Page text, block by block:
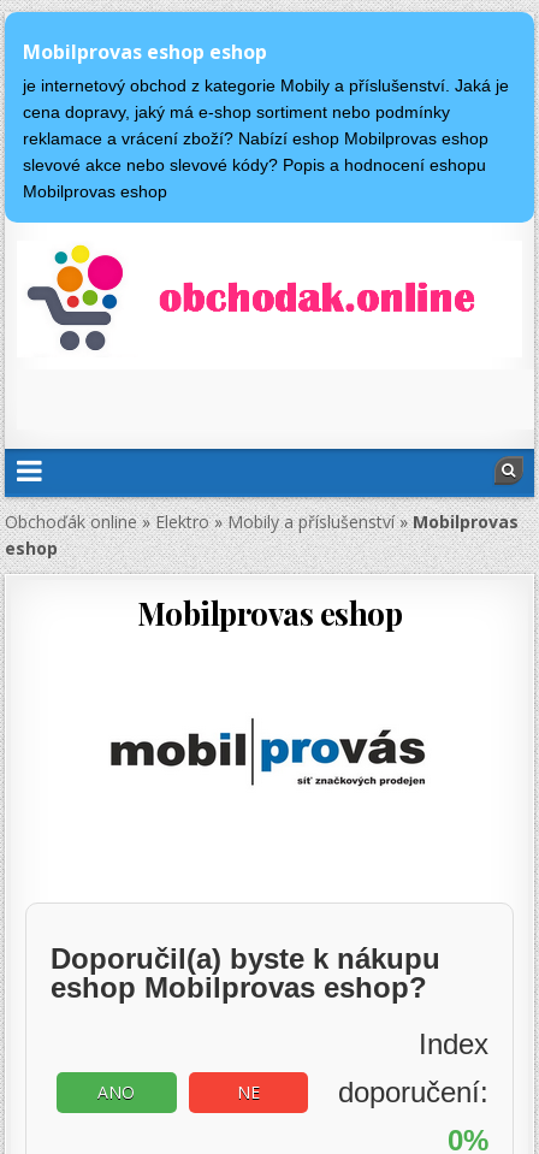
Mobilprovas eshop eshop
je internetový obchod z kategorie Mobily a příslušenství. Jaká je
cena dopravy, jaký má e-shop sortiment nebo podmínky
reklamace a vrácení zboží? Nabízí eshop Mobilprovas eshop
slevové akce nebo slevové kódy? Popis a hodnocení eshopu
Mobilprovas eshop
Obchoďák online»Elektro»Mobily a příslušenství»Mobilprovas
eshop
Mobilprovas eshop
Doporučil(a) byste k nákupu
eshop Mobilprovas eshop?
ANO NE
Index
doporučení:
0%